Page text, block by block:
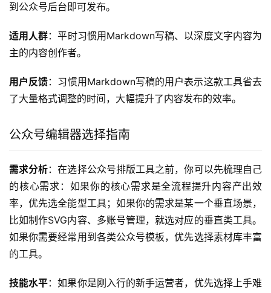
到公众号后台即可发布。
适用人群：平时习惯用Markdown写稿、以深度文字内容为
主的内容创作者。
用户反馈：习惯用Markdown写稿的用户表示这款工具省去
了大量格式调整的时间，大幅提升了内容发布的效率。
公众号编辑器选择指南
需求分析：在选择公众号排版工具之前，你可以先梳理自己
的核心需求：如果你的核心需求是全流程提升内容产出效
率，优先选全能型工具；如果你的需求是某一个垂直场景，
比如制作SVG内容、多账号管理，就选对应的垂直类工具。
如果你需要经常用到各类公众号模板，优先选择素材库丰富
的工具。
技能水平：如果你是刚入行的新手运营者，优先选择上手难